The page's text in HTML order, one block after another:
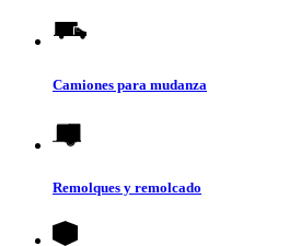
Camiones para mudanza
Remolques y remolcado